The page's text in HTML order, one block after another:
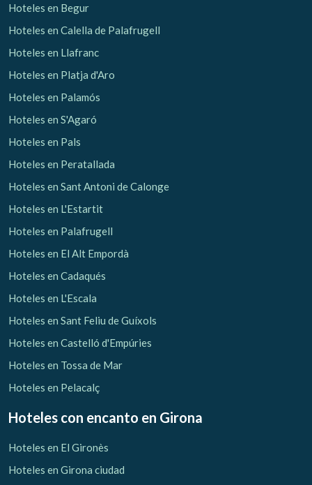
Hoteles en Begur
Hoteles en Calella de Palafrugell
Hoteles en Llafranc
Hoteles en Platja d'Aro
Hoteles en Palamós
Hoteles en S'Agaró
Hoteles en Pals
Hoteles en Peratallada
Hoteles en Sant Antoni de Calonge
Hoteles en L'Estartit
Hoteles en Palafrugell
Hoteles en El Alt Empordà
Hoteles en Cadaqués
Hoteles en L'Escala
Hoteles en Sant Feliu de Guíxols
Hoteles en Castelló d'Empúries
Hoteles en Tossa de Mar
Hoteles en Pelacalç
Hoteles con encanto en Girona
Hoteles en El Gironès
Hoteles en Girona ciudad